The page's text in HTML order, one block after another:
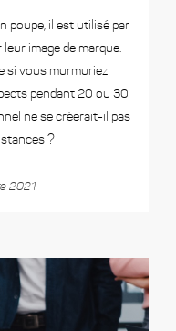
poupe, il est utilisé par
image de marque.
si vous murmuriez
pendant 20 ou 30
ne se créerait-il pas
?
2021.